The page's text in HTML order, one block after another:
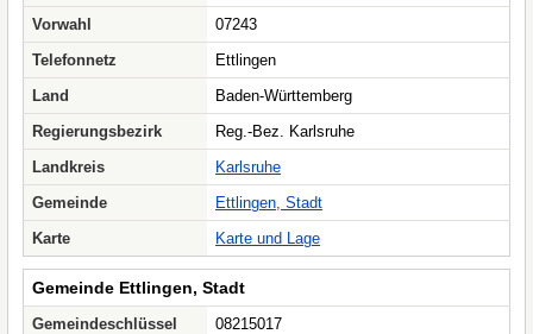
Vorwahl
07243
Telefonnetz
Ettlingen
Land
Baden-Württemberg
Regierungsbezirk
Reg.-Bez. Karlsruhe
Landkreis
Karlsruhe
Gemeinde
Ettlingen, Stadt
Karte
Karte und Lage
Gemeinde Ettlingen, Stadt
Gemeindeschlüssel
08215017